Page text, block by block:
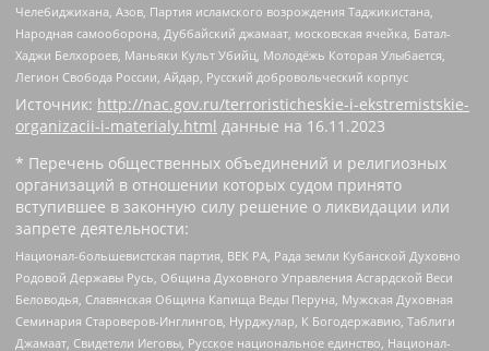
Челебиджихана, Азов, Партия исламского возрождения Таджикистана,
Народная самооборона, Дуббайский джамаат, московская ячейка, Батал-
Хаджи Белхороев, Маньяки Культ Убийц, Молодёжь Которая Улыбается,
Легион Свобода России, Айдар, Русский добровольческий корпус
Источник: http://nac.gov.ru/terroristicheskie-i-ekstremistskie-
organizacii-i-materialy.html данные на 16.11.2023
* Перечень общественных объединений и религиозных
организаций в отношении которых судом принято
вступившее в законную силу решение о ликвидации или
запрете деятельности:
Национал-большевистская партия, ВЕК РА, Рада земли Кубанской Духовно
Родовой Державы Русь, Община Духовного Управления Асгардской Веси
Беловодья, Славянская Община Капища Веды Перуна, Мужская Духовная
Семинария Староверов-Инглингов, Нурджулар, К Богодержавию, Таблиги
Джамаат, Свидетели Иеговы, Русское национальное единство, Национал-